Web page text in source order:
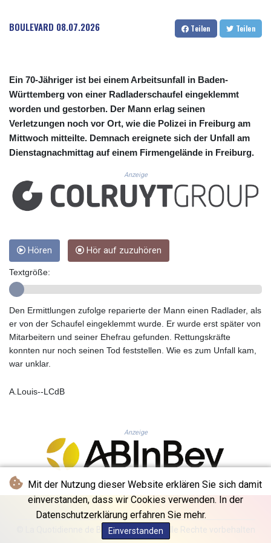
Mit der Nutzung dieser Website erklären Sie sich damit
einverstanden, dass wir Cookies verwenden. In der
Datenschutzerklärung erfahren Sie mehr.
Einverstanden
CVE 110.26363
DOP 67.289164
DZD 152.967099
EGP 57.380687
ERN 17.342035
ETB 186.049588
FJD 2.553384
GBP 0.858527
GEL 3.017966
GGP 0.857252
GMD 84.980421
GNF 10123.874202
HKD 9.067746
HNL 30.895616
HRK 7.536622
HTG 150.718127
HUF 363.096405
IRR
1590322.371805
ISK 142.598215
JEP 0.857252
JMD 183.057725
JOD 0.819746
JPY 182.445186
KES 149.158147
KGS 101.104505
BOULEVARD 08.07.2026 Teilen Teilen
Ein 70-Jähriger ist bei einem Arbeitsunfall in Baden-
Württemberg von einer Radladerschaufel eingeklemmt
worden und gestorben. Der Mann erlag seinen
Verletzungen noch vor Ort, wie die Polizei in Freiburg am
Mittwoch mitteilte. Demnach ereignete sich der Unfall am
Dienstagnachmittag auf einem Firmengelände in Freiburg.
Anzeige
Hören Hör auf zuzuhören
Textgröße:
Den Ermittlungen zufolge reparierte der Mann einen Radlader, als
er von der Schaufel eingeklemmt wurde. Er wurde erst später von
Mitarbeitern und seiner Ehefrau gefunden. Rettungskräfte
konnten nur noch seinen Tod feststellen. Wie es zum Unfall kam,
war unklar.
A.Louis--LCdB
Anzeige
© La Quotidienne de Bruxelles - 2026 - Alle Rechte vorbehalten